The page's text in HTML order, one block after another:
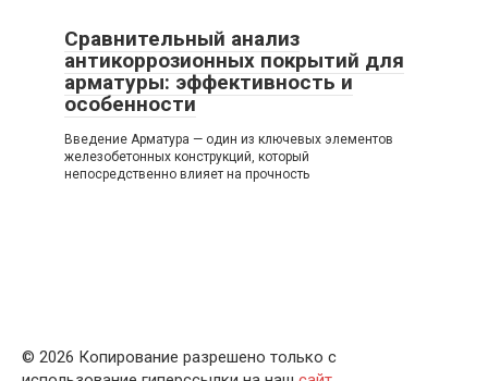
Сравнительный анализ
антикоррозионных покрытий для
арматуры: эффективность и
особенности
Введение Арматура — один из ключевых элементов
железобетонных конструкций, который
непосредственно влияет на прочность
© 2026 Копирование разрешено только с